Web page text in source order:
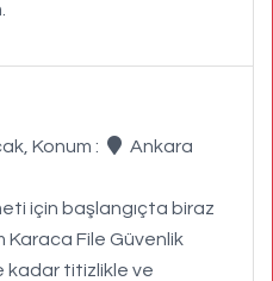
Konum :
Ankara
için başlangıçta biraz
Karaca File Güvenlik
kadar titizlikle ve